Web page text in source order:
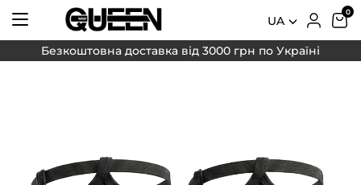
UA
Безкоштовна доставка від 3000 грн по Україні